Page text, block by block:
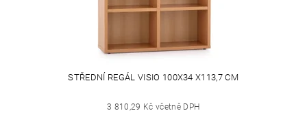
STŘEDNÍ REGÁL VISIO 100X34 X113,7 CM
3 810,29 Kč včetně DPH